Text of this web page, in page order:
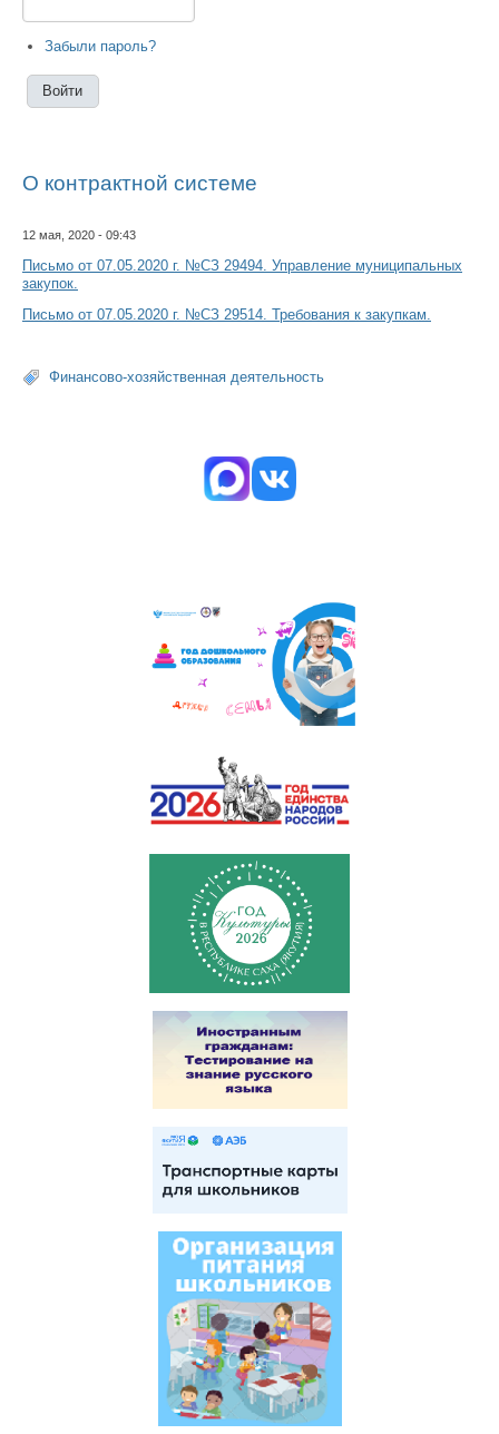
Забыли пароль?
О контрактной системе
12 мая, 2020 - 09:43
Письмо от 07.05.2020 г. №СЗ 29494. Управление муниципальных
закупок.
Письмо от 07.05.2020 г. №СЗ 29514. Требования к закупкам.
Финансово-хозяйственная деятельность